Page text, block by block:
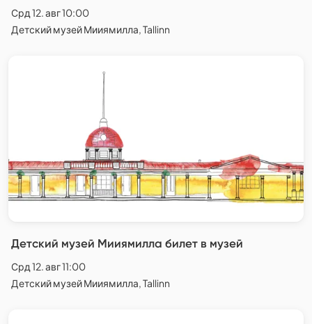
Срд 12. авг 10:00
Детский музей Мииямилла, Tallinn
Детский музей Мииямилла билет в музей
Срд 12. авг 11:00
Детский музей Мииямилла, Tallinn